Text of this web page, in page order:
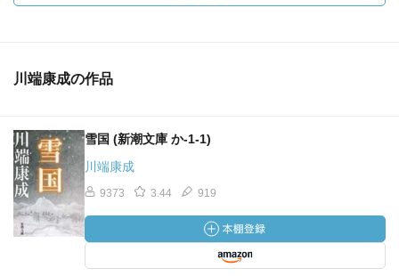
川端康成の作品
雪国 (新潮文庫 か-1-1)
川端康成
9373 3.44 919